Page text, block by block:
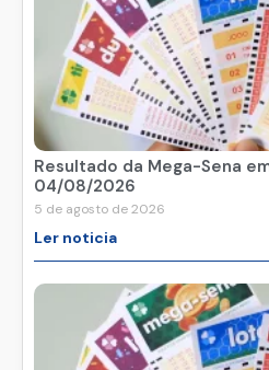
Resultado da Mega-Sena
04/08/2026
5 de agosto de 2026
Ler noticia